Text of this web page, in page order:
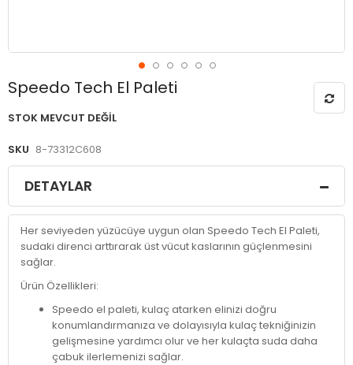
Speedo Tech El Paleti
STOK MEVCUT DEĞIL
SKU 8-73312C608
Resim
galerisinin
başlangıcına
DETAYLAR
Her seviyeden yüzücüye uygun olan Speedo Tech El Paleti,
sudaki direnci arttırarak üst vücut kaslarının güçlenmesini
sağlar.
Ürün Özellikleri:
Speedo el paleti, kulaç atarken elinizi doğru
konumlandırmanıza ve dolayısıyla kulaç tekniğinizin
gelişmesine yardımcı olur ve her kulaçta suda daha
çabuk ilerlemenizi sağlar.